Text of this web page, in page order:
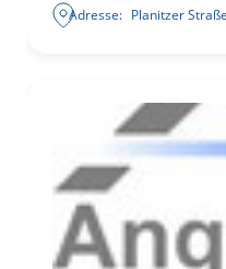
Adresse: Planitzer